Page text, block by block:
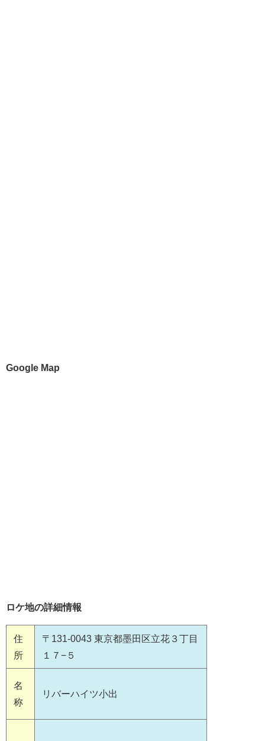
Google Map
ロケ地の詳細情報
住
所
〒131-0043 東京都墨田区立花３丁目
１７−５
名
称
リバーハイツ小出